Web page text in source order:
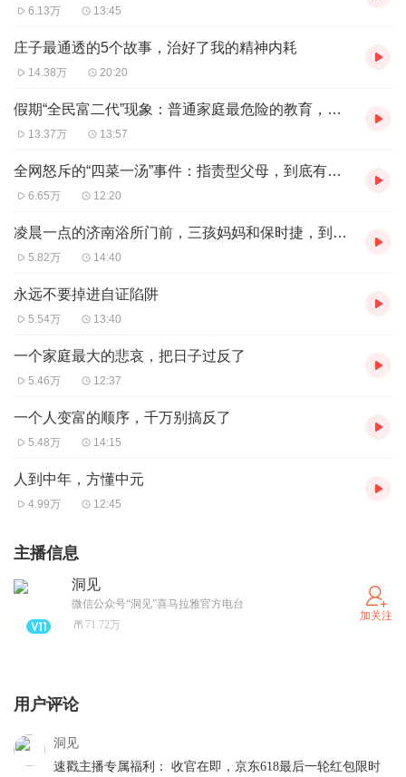
6.13万 13:45
庄子最通透的5个故事，治好了我的精神内耗
14.38万 20:20
假期“全民富二代”现象：普通家庭最危险的教育，是踮起脚养孩子
13.37万 13:57
全网怒斥的“四菜一汤”事件：指责型父母，到底有多可怕？
6.65万 12:20
凌晨一点的济南浴所门前，三孩妈妈和保时捷，到底谁不该出现
5.82万 14:40
永远不要掉进自证陷阱
5.54万 13:40
一个家庭最大的悲哀，把日子过反了
5.46万 12:37
一个人变富的顺序，千万别搞反了
5.48万 14:15
人到中年，方懂中元
4.99万 12:45
主播信息
洞见
微信公众号“洞见”喜马拉雅官方电台
71.72万
加关注
用户评论
洞见
速戳主播专属福利： 收官在即，京东618最后一轮红包限时